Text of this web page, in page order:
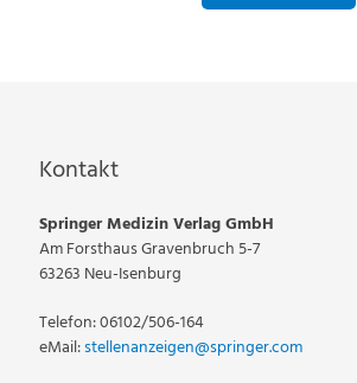
Kontakt
Springer Medizin Verlag GmbH
Am Forsthaus Gravenbruch 5-7
63263 Neu-Isenburg
Telefon: 06102/506-164
eMail:stellenanzeigen@springer.com